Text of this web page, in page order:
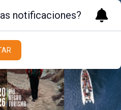
notificaciones?